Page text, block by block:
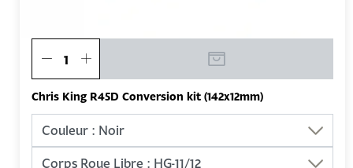
Chris King R45D Conversion kit (142x12mm)